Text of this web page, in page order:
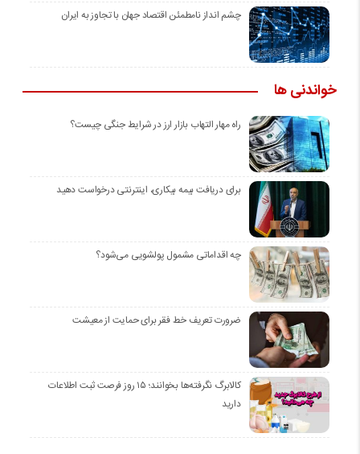
چشم انداز نامطمئن اقتصاد جهان با تجاوز به ایران
خواندنی ها
راه مهار التهاب بازار ارز در شرایط جنگی چیست؟
برای دریافت بیمه بیکاری، اینترنتی درخواست دهید
چه اقداماتی مشمول پولشویی می‌شود؟
ضرورت تعریف خط فقر برای حمایت از معیشت
کالابرگ نگرفته‌ها بخوانند؛ ۱۵ روز فرصت ثبت اطلاعات
دارید